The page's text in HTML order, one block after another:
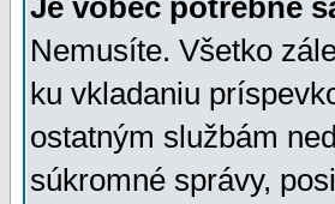
Je vôbec potrebné
Nemusíte. Všetko
ku vkladaniu
ostatným službám
súkromné správy,